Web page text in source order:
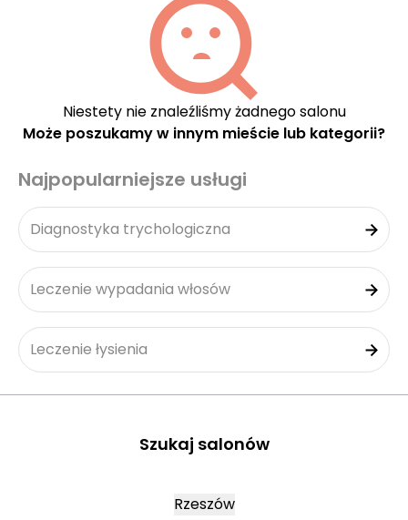
Niestety nie znaleźliśmy żadnego salonu
Może poszukamy w innym mieście lub kategorii?
Najpopularniejsze usługi
Diagnostyka trychologiczna
Leczenie wypadania włosów
Leczenie łysienia
Szukaj salonów
Rzeszów